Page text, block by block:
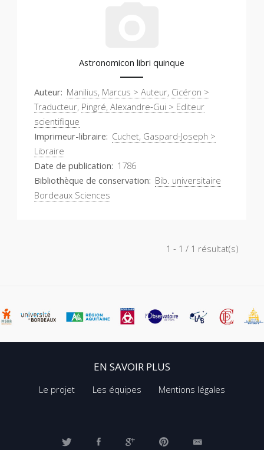
Astronomicon libri quinque
Auteur Manilius, Marcus > Auteur, Cicéron >
Traducteur, Pingré, Alexandre-Gui > Editeur
scientifique
Imprimeur-libraire Cuchet, Gaspard-Joseph >
Libraire
Date de publication 1786
Bibliothèque de conservation Bib. universitaire
Bordeaux Sciences
1 - 1 / 1 résultat(s)
EN SAVOIR PLUS
Le projet Les équipes Mentions légales